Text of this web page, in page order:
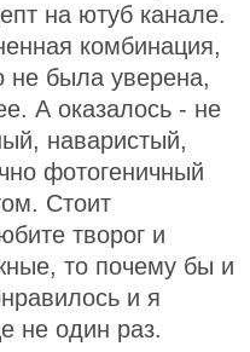
на ютуб канале.
комбинация,
не была уверена,
А оказалось - не
наваристый,
фотогеничный
Стоит
творог и
то почему бы и
и я
не один раз.